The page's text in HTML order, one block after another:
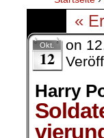
«
Okt.
12
on
Harry